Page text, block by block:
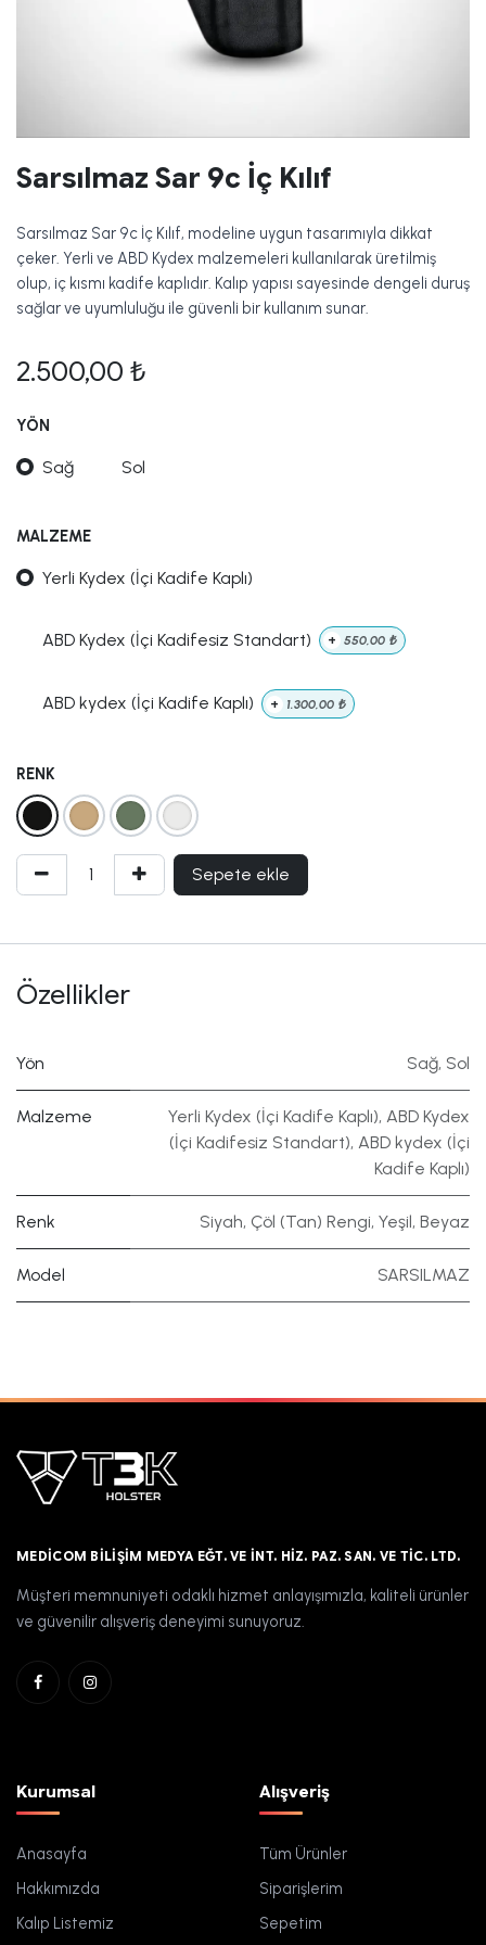
Sarsılmaz Sar 9c İç Kılıf
Sarsılmaz Sar 9c İç Kılıf, modeline uygun tasarımıyla dikkat
çeker. Yerli ve ABD Kydex malzemeleri kullanılarak üretilmiş
olup, iç kısmı kadife kaplıdır. Kalıp yapısı sayesinde dengeli duruş
sağlar ve uyumluluğu ile güvenli bir kullanım sunar.
2.500,00 ₺
YÖN
Sağ Sol
MALZEME
Yerli Kydex (İçi Kadife Kaplı)
ABD Kydex (İçi Kadifesiz Standart) + 550,00 ₺
ABD kydex (İçi Kadife Kaplı) + 1.300,00 ₺
RENK
Sepete ekle
Özellikler
Yön Sağ, Sol
Malzeme Yerli Kydex (İçi Kadife Kaplı), ABD Kydex
(İçi Kadifesiz Standart), ABD kydex (İçi
Kadife Kaplı)
Renk Siyah, Çöl (Tan) Rengi, Yeşil, Beyaz
Model SARSILMAZ
MEDICOM BILIŞIM MEDYA EĞT. VE İNT. HIZ. PAZ. SAN. VE TIC. LTD.
Müşteri memnuniyeti odaklı hizmet anlayışımızla, kaliteli ürünler
ve güvenilir alışveriş deneyimi sunuyoruz.
Kurumsal
Anasayfa
Hakkımızda
Kalıp Listemiz
Alışveriş
Tüm Ürünler
Siparişlerim
Sepetim